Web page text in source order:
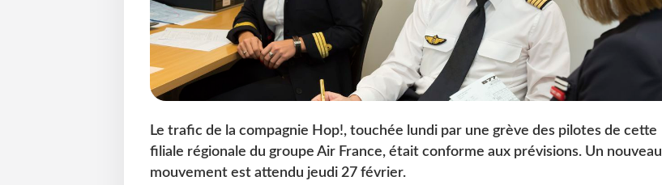
Le trafic de la compagnie Hop!, touchée lundi par une grève des pilotes de cette
filiale régionale du groupe Air France, était conforme aux prévisions. Un nouveau
mouvement est attendu jeudi 27 février.